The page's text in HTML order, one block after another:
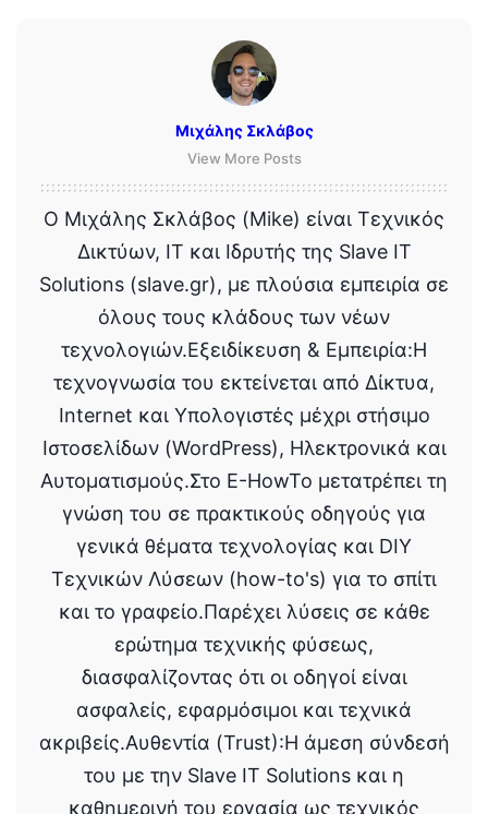
Μιχάλης Σκλάβος
View More Posts
Ο Μιχάλης Σκλάβος (Mike) είναι Τεχνικός
Δικτύων, IT και Ιδρυτής της Slave IT
Solutions (slave.gr), με πλούσια εμπειρία σε
όλους τους κλάδους των νέων
τεχνολογιών.Εξειδίκευση & Εμπειρία:Η
τεχνογνωσία του εκτείνεται από Δίκτυα,
Internet και Υπολογιστές μέχρι στήσιμο
Ιστοσελίδων (WordPress), Ηλεκτρονικά και
Αυτοματισμούς.Στο E-HowTo μετατρέπει τη
γνώση του σε πρακτικούς οδηγούς για
γενικά θέματα τεχνολογίας και DIY
Τεχνικών Λύσεων (how-to's) για το σπίτι
και το γραφείο.Παρέχει λύσεις σε κάθε
ερώτημα τεχνικής φύσεως,
διασφαλίζοντας ότι οι οδηγοί είναι
ασφαλείς, εφαρμόσιμοι και τεχνικά
ακριβείς.Αυθεντία (Trust):Η άμεση σύνδεσή
του με την Slave IT Solutions και η
καθημερινή του εργασία ως τεχνικός